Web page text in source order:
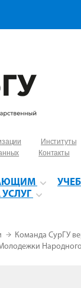
Институты
Контакты
Команда СурГУ